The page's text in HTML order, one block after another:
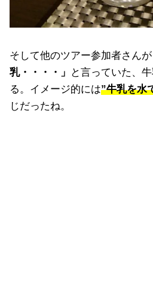
そして他のツアー参加者さんが
乳・・・・」
と言っていた、
る。イメージ的には”牛乳を水
じだったね。